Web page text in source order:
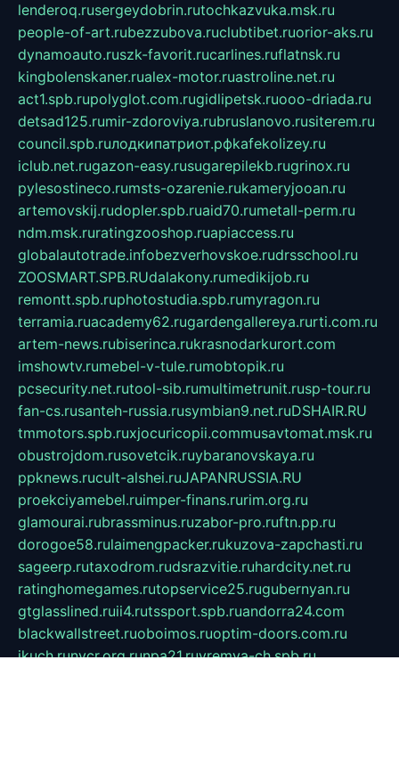
lenderoq.rusergeydobrin.rutochkazvuka.msk.ru
people-of-art.rubezzubova.ruclubtibet.ruorior-aks.ru
dynamoauto.ruszk-favorit.rucarlines.ruflatnsk.ru
kingbolenskaner.rualex-motor.ruastroline.net.ru
act1.spb.rupolyglot.com.rugidlipetsk.ruooo-driada.ru
detsad125.rumir-zdoroviya.rubruslanovo.rusiterem.ru
council.spb.ruлодкипатриот.рфkafekolizey.ru
iclub.net.rugazon-easy.rusugarepilekb.rugrinox.ru
pylesostineco.rumsts-ozarenie.rukameryjooan.ru
artemovskij.rudopler.spb.ruaid70.rumetall-perm.ru
ndm.msk.ruratingzooshop.ruapiaccess.ru
globalautotrade.infobezverhovskoe.rudrsschool.ru
ZOOSMART.SPB.RUdalakony.rumedikijob.ru
remontt.spb.ruphotostudia.spb.rumyragon.ru
terramia.ruacademy62.rugardengallereya.rurti.com.ru
artem-news.rubiserinca.rukrasnodarkurort.com
imshowtv.rumebel-v-tule.rumobtopik.ru
pcsecurity.net.rutool-sib.rumultimetrunit.rusp-tour.ru
fan-cs.rusanteh-russia.rusymbian9.net.ruDSHAIR.RU
tmmotors.spb.ruxjocuricopii.commusavtomat.msk.ru
obustrojdom.rusovetcik.ruybaranovskaya.ru
ppknews.rucult-alshei.ruJAPANRUSSIA.RU
proekciyamebel.ruimper-finans.rurim.org.ru
glamourai.rubrassminus.ruzabor-pro.ruftn.pp.ru
dorogoe58.rulaimengpacker.rukuzova-zapchasti.ru
sageerp.rutaxodrom.rudsrazvitie.ruhardcity.net.ru
ratinghomegames.rutopservice25.rugubernyan.ru
gtglasslined.ruii4.rutssport.spb.ruandorra24.com
blackwallstreet.ruoboimos.ruoptim-doors.com.ru
ikuch.runycr.org.runpa21.ruvremya-ch.spb.ru